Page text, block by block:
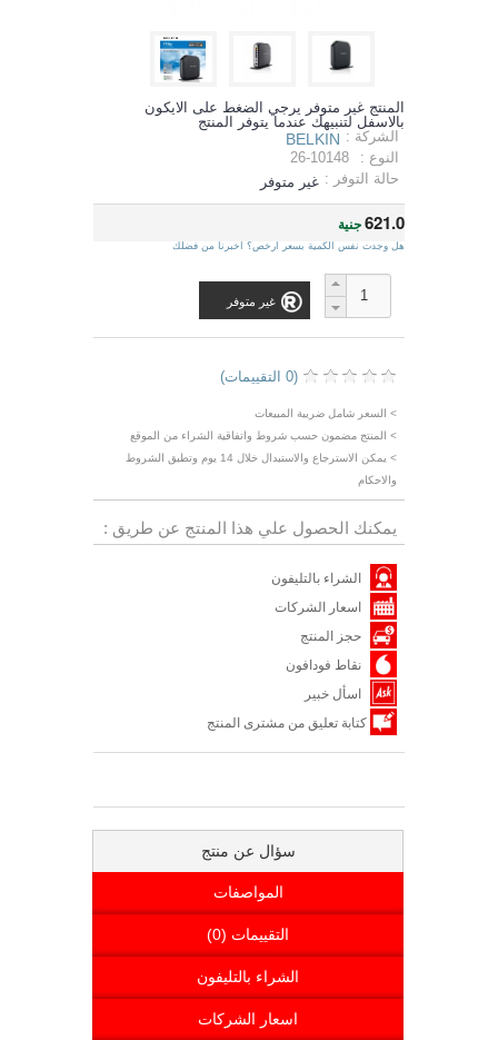
المنتج غير متوفر يرجي الضغط على الايكون
بالاسفل لتنبيهك عندما يتوفر المنتج
الشركة : BELKIN
النوع :
26-10148
حالة التوفر : غير متوفر
621.0جنية
هل وجدت نفس الكمية بسعر ارخص؟ اخبرنا من فضلك
غير متوفر
(0 التقييمات)
> السعر شامل ضريبة المبيعات
> المنتج مضمون حسب شروط واتفاقية الشراء من الموقع
> يمكن الاسترجاع والاستبدال خلال 14 يوم وتطبق الشروط
والاحكام
يمكنك الحصول علي هذا المنتج عن طريق :
الشراء بالتليفون
اسعار الشركات
حجز المنتج
نقاط فودافون
اسأل خبير
كتابة تعليق من مشترى المنتج
سؤال عن منتج
المواصفات
التقييمات (0)
الشراء بالتليفون
اسعار الشركات